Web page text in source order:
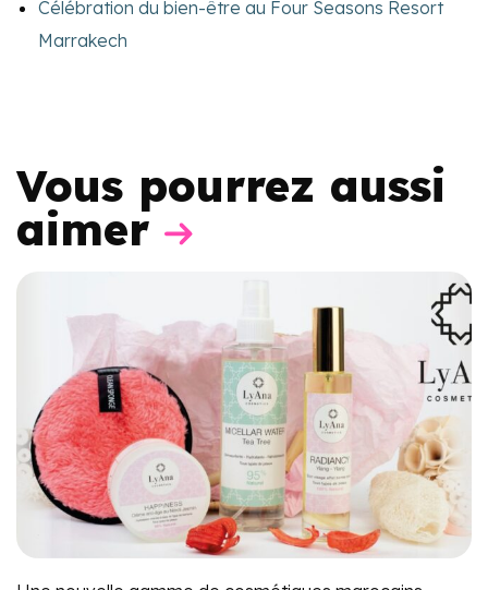
Célébration du bien-être au Four Seasons Resort
Marrakech
Vous pourrez aussi
aimer